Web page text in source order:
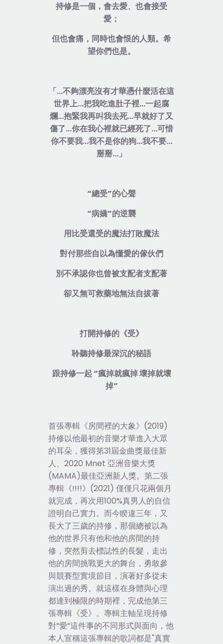
持修是一個，會去愛、也會接受
愛；
但也會痛，同時也會恨的人類。希
望你們也是。
「...不夠漂亮沒有才華憑什麼活在這
世界上…把我吃進肚子裡…一起腐
爛...抱緊我再叫我去死...早就好了又
傷了...你在我心裡就已經死了...可惜
你不要我...我不是你的狗...我不要...
掰掰...」
“總受”的心聲
“病嬌”的逆襲
用比受還受的魔法打敗魔法
對付那些自以為懂愛的傢伙們
別不承認你也曾被支配者支配著
卻又無可救藥地無法自拔著
打開持修的 《受》
聆聽持修最深沉的秘語
跟持修一起 “瘋掉就瘋掉 壞掉就壞
掉”
首張專輯《房間裡的大象》 (2019)
持修以他最初的音樂才華進入大眾
的耳朵，獲得第31屆金曲獎最佳新
人、2020 Mnet 亞洲音樂大獎
(MAMA)最佳亞洲新人獎。第二張
專輯《!!!!》 (2021) 僅僅只花兩個月
就完成，再次用100%真男人的自信
證明自己實力。而今睽違三年，又
長大了三歲的持修，那個總被以為
他的世界只有他和他的房間的持
修，突然剪去標誌性的長髮，走出
他的房間挑戰更大的舞台，勇敢參
與競賽型實境節目，演著好多從未
演出過的秀。就這樣在身體與心理
都達到極限的時期裡，完成他第三
張專輯《受》 。專輯主軸呈現持修
對”愛”這件事的不同形式與面向，他
本人宣稱這張專輯的歌詞都是"真實